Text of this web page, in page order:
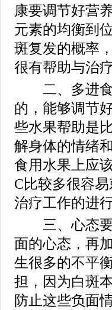
康要调节好营
元素的均衡到
斑复发的概率
很有帮助与治
二、多进食
的，能够调节
些水果帮助是
解身体的情绪
食用水果上应
C比较多很容
治疗工作的进行
三、心态要
面的心态，再
生很多的不平
担，因为白斑
防止这些负面